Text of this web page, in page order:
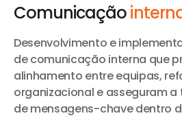
Comunicação
Desenvolvimento e
de comunicação interna que
alinhamento entre equipas,
organizacional e asseguram
de mensagens-chave dentro